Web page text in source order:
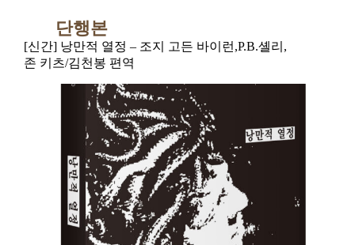
단행본
[신간] 낭만적 열정 – 조지 고든 바이런,P.B.셸리,
존 키츠/김천봉 편역